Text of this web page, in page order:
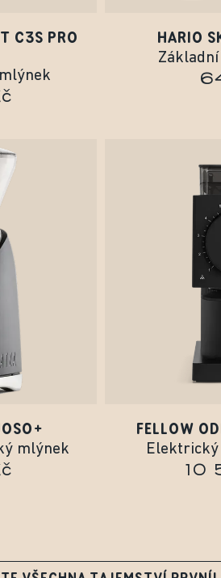
C3S PRO
HARIO
mlýnek
FELLOW
10